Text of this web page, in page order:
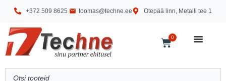
+372 509 8625 toomas@techne.ee Otepää linn, Metalli tee 1
0